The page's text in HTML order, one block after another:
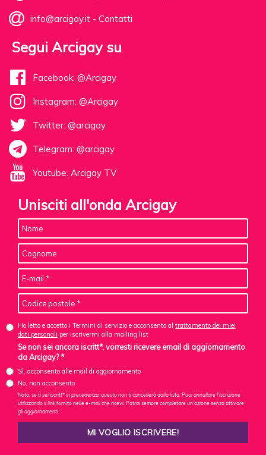
info@arcigay.it - Contatti
Segui Arcigay su
Facebook: @Arcigay
Instagram: @Arcigay
Twitter: @arcigay
Telegram: @arcigay
Youtube: Arcigay TV
Unisciti all'onda Arcigay
Ho letto e accetto i Termini di servizio e acconsento al trattamento dei miei
dati personali per iscrivermi alla mailing list
Se non sei ancora iscritt*, vorresti ricevere email di aggiornamento
da Arcigay? *
Sì, acconsento alle mail di aggiornamento
No, non acconsento
Nota: se ti sei iscritt* in precedenza, questo non ti cancellerà dalla lista. Puoi annullare l'iscrizione
utilizzando il link fornito nelle e-mail che ricevi. Potrai sempre completare un'azione senza attivare
gli aggiornamenti.